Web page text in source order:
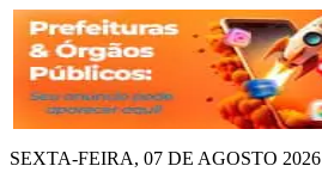
SEXTA-FEIRA, 07 DE AGOSTO 2026